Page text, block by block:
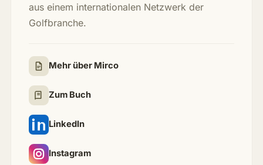
aus einem internationalen Netzwerk der
Golfbranche.
Mehr über Mirco
Zum Buch
LinkedIn
Instagram